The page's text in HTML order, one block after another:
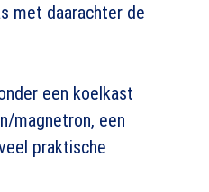
met daarachter de
een koelkast
magnetron, een
praktische